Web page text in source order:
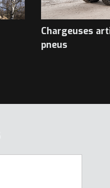
Chargeuses
pneus